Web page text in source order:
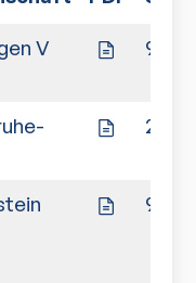
V 9:0
2:9
9:0